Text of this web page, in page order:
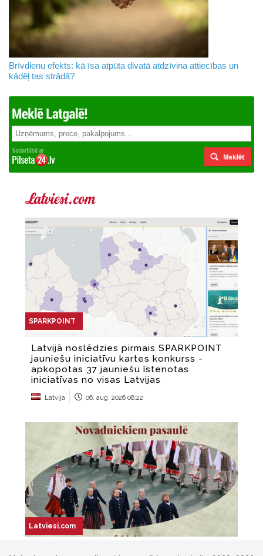
Brīvdienu efekts: kā īsa atpūta divatā atdzīvina attiecības un
kādēļ tas strādā?